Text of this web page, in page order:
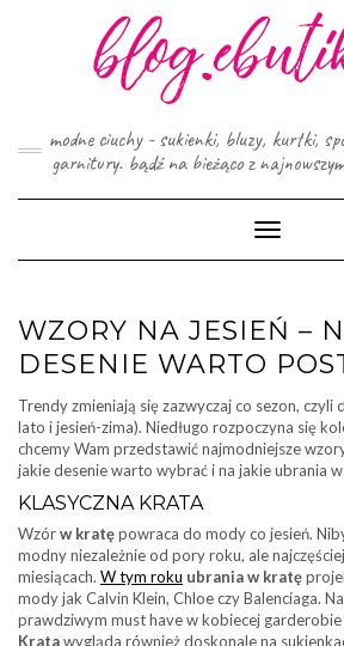
modne ciuchy - sukienki, bluzy, kurtki,
garnitury. bądź na bieżąco z
Toggle
Navigation
WZORY NA JESIEŃ –
DESENIE WARTO
Trendy zmieniają się zazwyczaj co sezon, czyli
lato i jesień-zima). Niedługo rozpoczyna się
chcemy Wam przedstawić najmodniejsze
jakie desenie warto wybrać i na jakie ubrania
KLASYCZNA KRATA
Wzórw kratępowraca do mody co jesień.
modny niezależnie od pory roku, ale
miesiącach. W tym roku ubrania w kratę
mody jak Calvin Klein, Chloe czy Balenciaga.
prawdziwym must have w kobiecej
Kratawygląda również doskonale na